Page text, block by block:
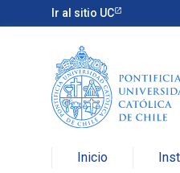
Ir al sitio UC
Inicio